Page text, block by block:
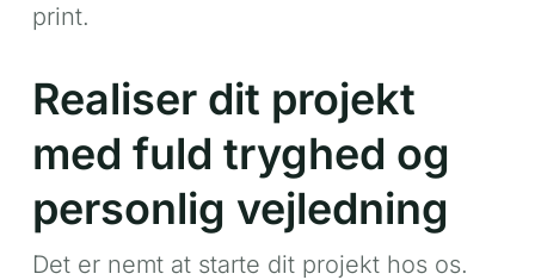
print.
Realiser dit projekt
med fuld tryghed og
personlig vejledning
Det er nemt at starte dit projekt hos os.